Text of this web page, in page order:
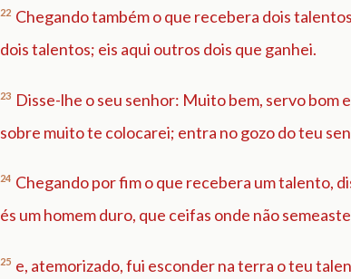
22 Chegando também o que recebera dois
dois talentos; eis aqui outros dois que ganhei.
23 Disse-lhe o seu senhor: Muito bem, servo bom
sobre muito te colocarei; entra no gozo do teu
24 Chegando por fim o que recebera um talento,
és um homem duro, que ceifas onde não
25 e, atemorizado, fui esconder na terra o teu